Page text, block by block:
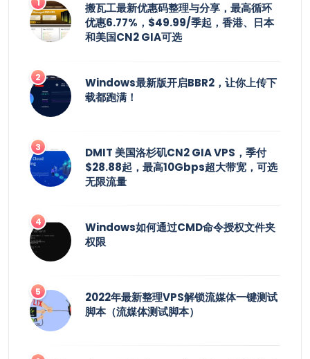
搬瓦工最新优惠码整理与分享，最高循环
优惠6.77%，$49.99/季起，香港、日本
和美国CN2 GIA可选
Windows最新版开启BBR2，让你上传下
载都跑满！
DMIT 美国洛杉矶CN2 GIA VPS，季付
$28.88起，最高10Gbps超大带宽，可选
无限流量
Windows如何通过CMD命令授权文件夹
权限
2022年最新整理VPS解锁流媒体一键测试
脚本（流媒体测试脚本）